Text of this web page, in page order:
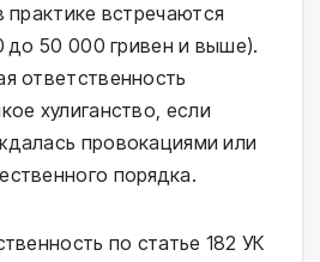
практике встречаются
до 50 000 гривен и выше).
ответственность
хулиганство, если
провокациями или
порядка.
по статье 182 УК